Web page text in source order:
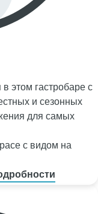
этом гастробаре с
и сезонных
для самых
с видом на